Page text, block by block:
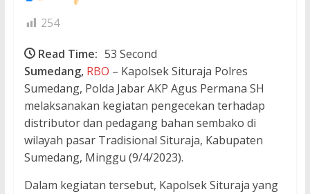
254
Read Time: 53 Second
Sumedang, RBO – Kapolsek Situraja Polres
Sumedang, Polda Jabar AKP Agus Permana SH
melaksanakan kegiatan pengecekan terhadap
distributor dan pedagang bahan sembako di
wilayah pasar Tradisional Situraja, Kabupaten
Sumedang, Minggu (9/4/2023).
Dalam kegiatan tersebut, Kapolsek Situraja yang